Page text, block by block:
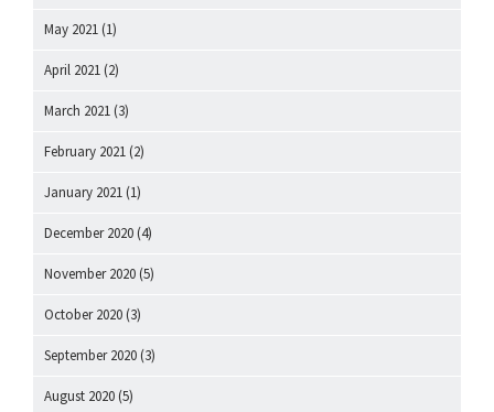
May 2021 (1)
April 2021 (2)
March 2021 (3)
February 2021 (2)
January 2021 (1)
December 2020 (4)
November 2020 (5)
October 2020 (3)
September 2020 (3)
August 2020 (5)